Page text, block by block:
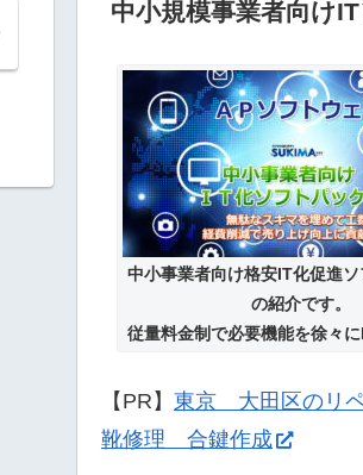
中小規模事業者向け
中小事業者向け格安IT化促進
の紹介です。
従量料金制で必要機能を徐々に
【PR】 東京 大田区のリ
靴修理 合鍵作成